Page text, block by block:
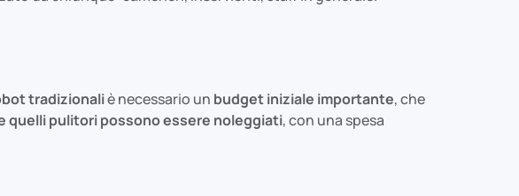
tradizionaliè necessario un budget iniziale importante, che
quelli pulitori possono essere noleggiati, con una spesa